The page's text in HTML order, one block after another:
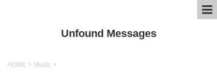
Unfound Messages
HOME > Music >